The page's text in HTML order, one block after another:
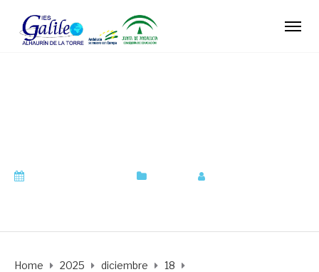
Home 2025 diciembre
18